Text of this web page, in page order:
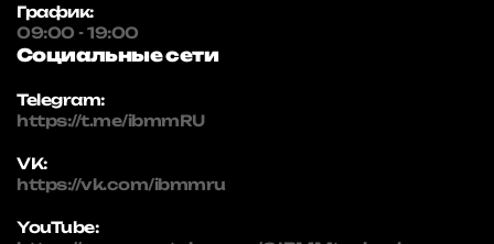
График:
09:00 - 19:00
Социальные сети
Telegram:
https://t.me/ibmmRU
VK:
https://vk.com/ibmmru
YouTube: